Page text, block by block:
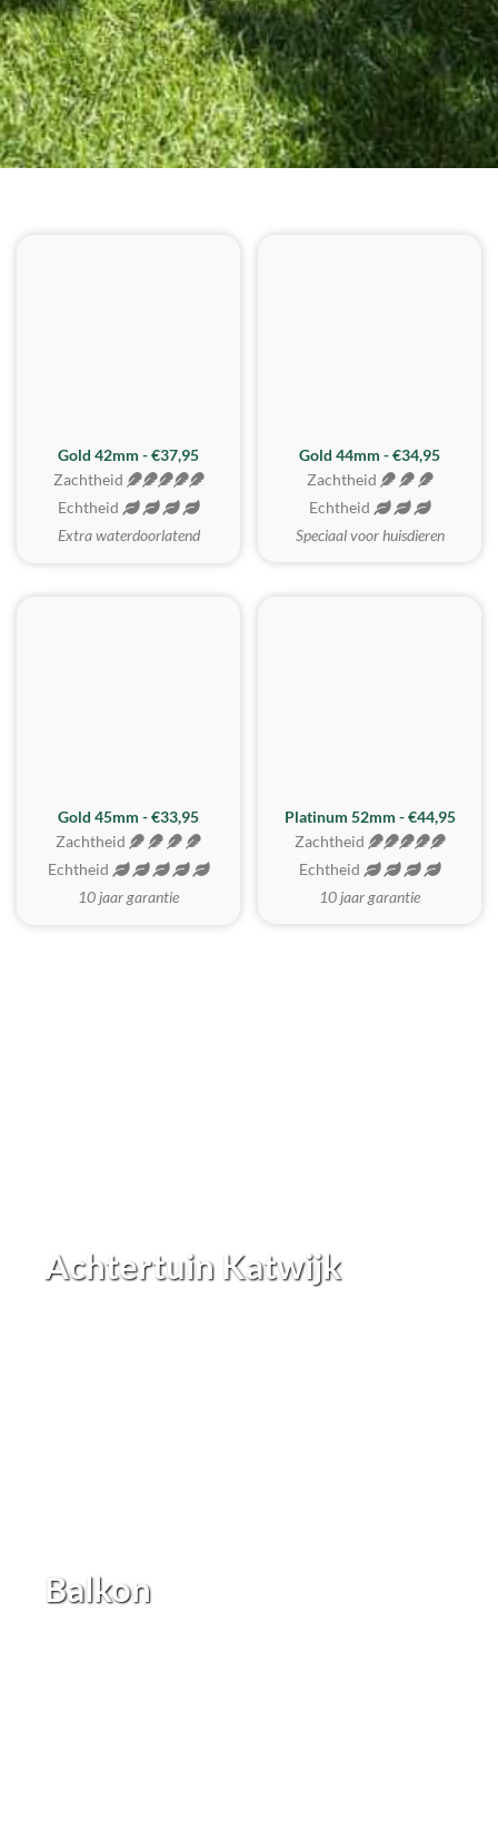
ZACHTSTE
Gold 42mm - €37,95
Zachtheid
Echtheid
Extra waterdoorlatend
Gold 44mm - €34,95
Zachtheid
Echtheid
Speciaal voor huisdieren
REALISTISCH
Gold 45mm - €33,95
Zachtheid
Echtheid
10 jaar garantie
ZACHTSTE
Platinum 52mm - €44,95
Zachtheid
Echtheid
10 jaar garantie
Achtertuin Katwijk
Balkon